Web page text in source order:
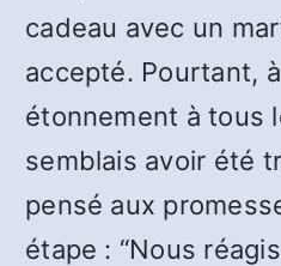
cadeau avec un
accepté. Pourtant,
étonnement à tous
semblais avoir été
pensé aux
étape : “Nous